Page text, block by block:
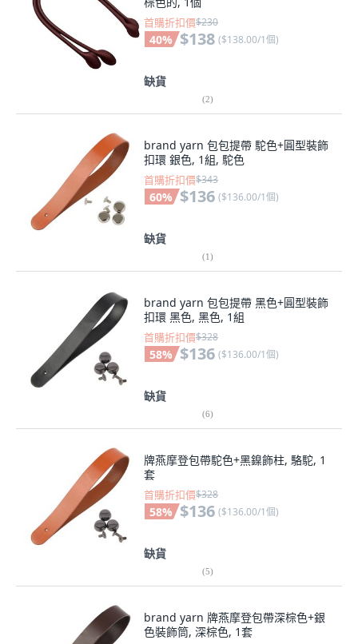
首購折扣價$230
40% $138 ($138.00/1個)
缺貨
(2)
brand yarn 包包提帶 駝色+圓型裝飾
扣環 銀色, 1組, 駝色
首購折扣價$343
60% $136 ($136.00/1個)
缺貨
(1)
brand yarn 包包提帶 黑色+圓型裝飾
扣環 黑色, 黑色, 1組
首購折扣價$328
58% $136 ($136.00/1個)
缺貨
(6)
牌燕摩登包帶駝色+黑鎳飾柱, 駱駝, 1
套
首購折扣價$328
58% $136 ($136.00/1個)
缺貨
(5)
brand yarn 牌燕摩登包帶深棕色+銀
色裝飾筒, 深棕色, 1套